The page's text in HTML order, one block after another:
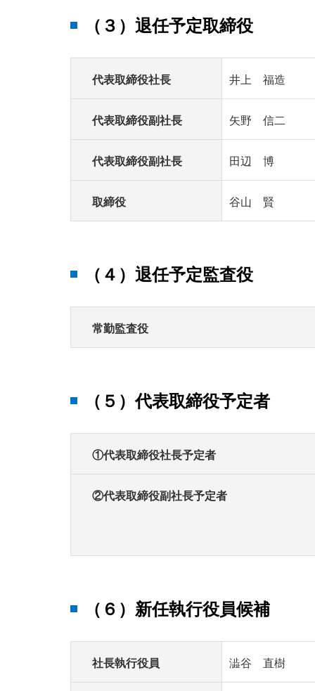
（３）退任予定取締役
代表取締役社長 井上 福造
代表取締役副社長 矢野 信二
代表取締役副社長 田辺 博
取締役 谷山 賢
（４）退任予定監査役
常勤監査役
（５）代表取締役予定者
①代表取締役社長予定者
②代表取締役副社長予定者
（６）新任執行役員候補
社長執行役員 澁谷 直樹